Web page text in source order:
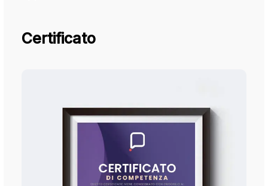
Certificato